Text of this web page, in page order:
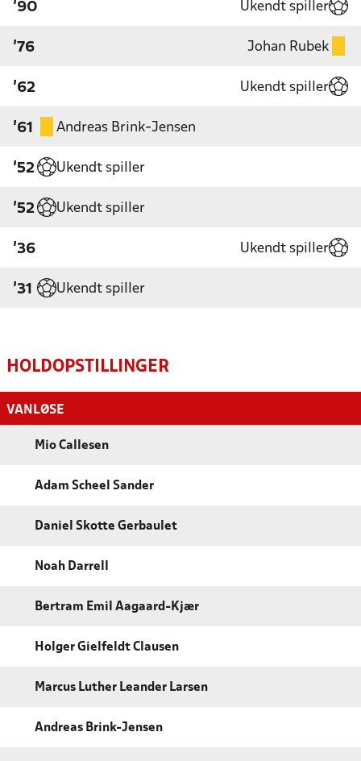
'90 Ukendt spiller
'76 Johan Rubek
'62 Ukendt spiller
'61 Andreas Brink-Jensen
'52 Ukendt spiller
'52 Ukendt spiller
'36 Ukendt spiller
'31 Ukendt spiller
HOLDOPSTILLINGER
VANLØSE
Mio Callesen
Adam Scheel Sander
Daniel Skotte Gerbaulet
Noah Darrell
Bertram Emil Aagaard-Kjær
Holger Gielfeldt Clausen
Marcus Luther Leander Larsen
Andreas Brink-Jensen